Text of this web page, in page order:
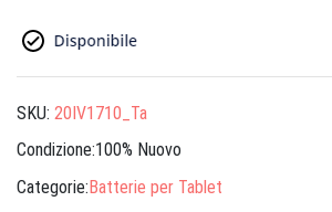
SKU: 20IV1710_Ta
Condizione:100% Nuovo
Categorie:Batterie per Tablet